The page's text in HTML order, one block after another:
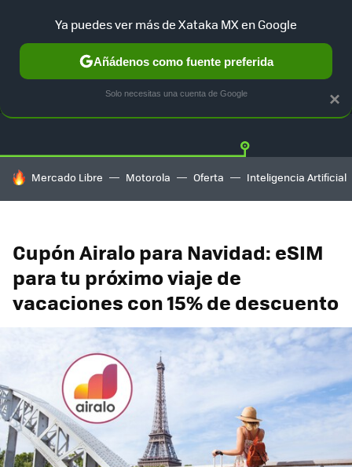
GUÍA DE COMPRAS MERCADO LIBRE
HOY SE HABLA DE
Mercado Libre Motorola Oferta Inteligencia Artificial
Cupón Airalo para Navidad: eSIM
para tu próximo viaje de
vacaciones con 15% de descuento
×
Ya puedes ver más de Xataka MX en Google
Añádenos como fuente preferida
Solo necesitas una cuenta de Google